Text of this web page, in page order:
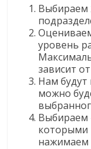
Выбираем
уровень
зависит
Нам
можно
Выбираем
которыми
нажимаем